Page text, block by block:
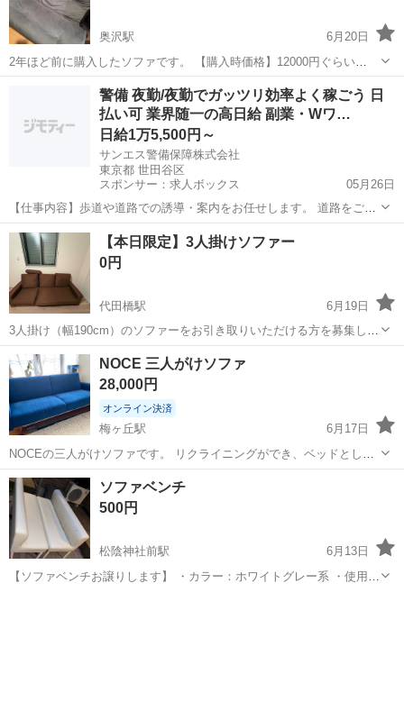
奥沢駅
6月20日
2年ほど前に購入したソファです。 【購入時価格】12000円ぐらい
【サイズ】縦：50cm、横：70cm、奥行き：50cm （大体です） 【傷
などの状態】とくに目立った傷はありません。 【アピールポイント】
状態はいいのでまだ...
世田谷区 奥沢駅 ソファ 状態
警備 夜勤/夜勤でガッツリ効率よく稼ごう 日
払い可 業界随一の高日給 副業・Wワ…
日給1万5,500円～
サンエス警備保障株式会社
東京都 世田谷区
スポンサー：求人ボックス
05月26日
【仕事内容】歩道や道路での誘導・案内をお任せします。 道路をご利
用される車両や歩行者の方が安全に安心して通行するために適切に誘
導してください。 勤務地へは直行直帰OKです! <未経験でも安心!!> 丁
寧な研修20hで基本的な知識を...
アルバイト・パート
【本日限定】3人掛けソファー
0円
代田橋駅
6月19日
3人掛け（幅190cm）のソファーをお引き取りいただける方を募集して
います。 中心部の木材が折れており、足をつけて自立することは難し
いです。 しかしながら足なしの状態であれば問題なく使用することが
できます。 無料でのお渡...
東京 世田谷区 代田橋駅 ソファ
NOCE 三人がけソファ
28,000円
オンライン決済
梅ヶ丘駅
6月17日
NOCEの三人がけソファです。 リクライニングができ、ベッドとして
も利用できます。 購入してから4年程で、ソファカバーをしていま
す。 目立った汚れや破れ等はございませんが 見落としありましたらす
みません。 部屋の配置を変え...
東京 世田谷区
ソファベンチ
500円
松陰神社前駅
6月13日
【ソファベンチお譲りします】 ・カラー：ホワイトグレー系 ・使用期